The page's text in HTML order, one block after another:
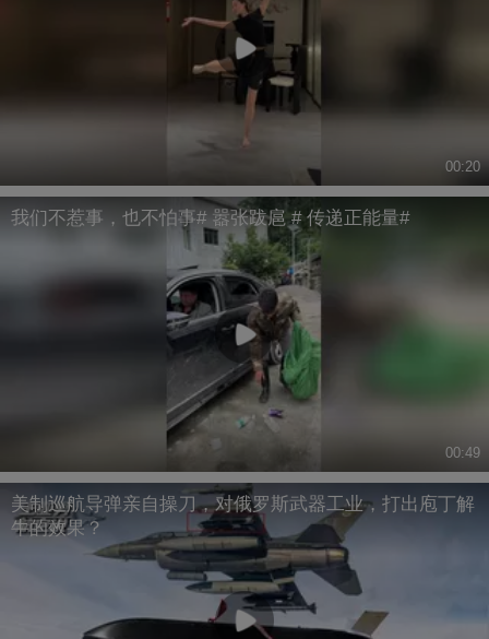
00:20
我们不惹事，也不怕事# 嚣张跋扈 # 传递正能量#
00:49
美制巡航导弹亲自操刀，对俄罗斯武器工业，打出庖丁解
牛的效果？